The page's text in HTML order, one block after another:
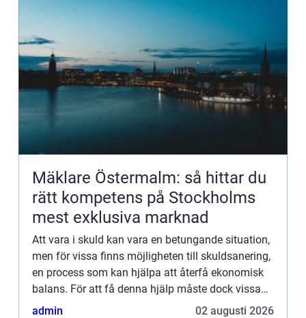
Mäklare Östermalm: så hittar du
rätt kompetens på Stockholms
mest exklusiva marknad
Att vara i skuld kan vara en betungande situation,
men för vissa finns möjligheten till skuldsanering,
en process som kan hjälpa att återfå ekonomisk
balans. För att få denna hjälp måste dock vissa
kra...
admin 02 augusti 2026